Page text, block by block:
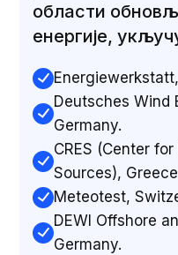
области
енергије,
Deutsches Wind
Germany.
CRES (Center
Sources),
Meteotest,
DEWI Offshore
Germany.